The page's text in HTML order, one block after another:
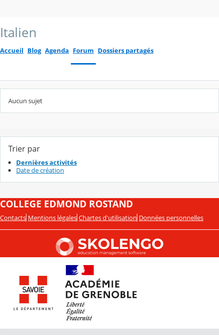
Italien
Accueil Blog Agenda Forum Dossiers partagés
Aucun sujet
Trier par
Dernières activités
Date de création
COLLEGE EDMOND ROSTAND
Contacts Mentions légales Chartes d'utilisation Données personnelles